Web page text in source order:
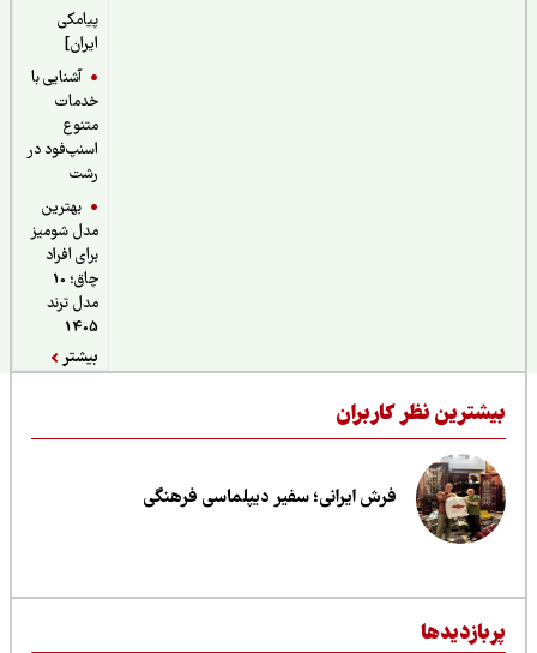
پیامکی
آشنایی با
خدمات
اسنپ‌فود در
بهترین
مدل شومیز
برای افراد
چاق؛ 10
مدل ترند
نظر کاربران
فرش ایرانی؛ سفیر دیپلماسی فرهنگی